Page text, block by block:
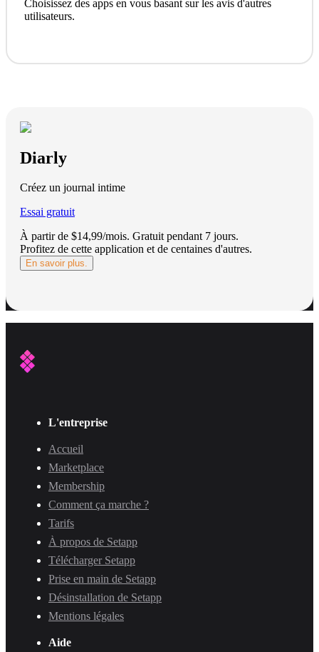
Choisissez des apps en vous basant sur les avis d'autres
utilisateurs.
Diarly
Créez un journal intime
Essai gratuit
À partir de $14,99/mois. Gratuit pendant 7 jours.
Profitez de cette application et de centaines d'autres.
En savoir plus.
L'entreprise
Accueil
Marketplace
Membership
Comment ça marche ?
Tarifs
À propos de Setapp
Télécharger Setapp
Prise en main de Setapp
Désinstallation de Setapp
Mentions légales
Aide